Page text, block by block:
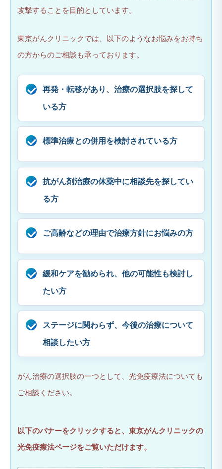
攻撃することを目的としています。
東京がんクリニックでは、以下のようなお悩みをお持ち
の方からのご相談も承っております。
再発・転移があり、治療の選択肢を探して
いる方
標準治療との併用を検討されている方
抗がん剤治療の休薬中に相談先を探してい
る方
ご高齢などの理由で治療方針にお悩みの方
緩和ケアを勧められ、他の可能性も検討し
たい方
ステージに関わらず、今後の治療について
相談したい方
がん治療の選択肢の一つとして、光免疫療法についても
ご相談ください。
以下のバナーをクリックすると、東京がんクリニックの
光免疫療法ページをご覧いただけます。